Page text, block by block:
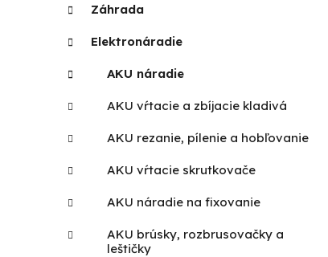
a
n
e
kategórie
a
t
g
r
e
Záhrada
Elektronáradie
AKU náradie
AKU vŕtacie a zbíjacie kladivá
AKU rezanie, pílenie a hobľovanie
AKU vŕtacie skrutkovače
AKU náradie na fixovanie
AKU brúsky, rozbrusovačky a
leštičky